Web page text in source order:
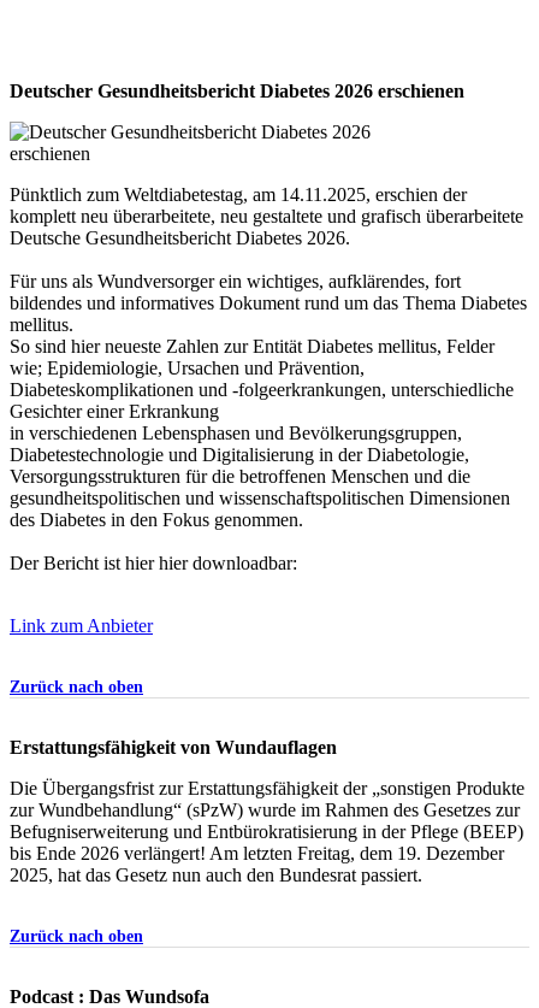
Deutscher Gesundheitsbericht Diabetes 2026 erschienen
Pünktlich zum Weltdiabetestag, am 14.11.2025, erschien der
komplett neu überarbeitete, neu gestaltete und grafisch überarbeitete
Deutsche Gesundheitsbericht Diabetes 2026.
Für uns als Wundversorger ein wichtiges, aufklärendes, fort
bildendes und informatives Dokument rund um das Thema Diabetes
mellitus.
So sind hier neueste Zahlen zur Entität Diabetes mellitus, Felder
wie; Epidemiologie, Ursachen und Prävention,
Diabeteskomplikationen und -folgeerkrankungen, unterschiedliche
Gesichter einer Erkrankung
in verschiedenen Lebensphasen und Bevölkerungsgruppen,
Diabetestechnologie und Digitalisierung in der Diabetologie,
Versorgungsstrukturen für die betroffenen Menschen und die
gesundheitspolitischen und wissenschaftspolitischen Dimensionen
des Diabetes in den Fokus genommen.
Der Bericht ist hier hier downloadbar:
Link zum Anbieter
Zurück nach oben
Erstattungsfähigkeit von Wundauflagen
Die Übergangsfrist zur Erstattungsfähigkeit der „sonstigen Produkte
zur Wundbehandlung“ (sPzW) wurde im Rahmen des Gesetzes zur
Befugniserweiterung und Entbürokratisierung in der Pflege (BEEP)
bis Ende 2026 verlängert! Am letzten Freitag, dem 19. Dezember
2025, hat das Gesetz nun auch den Bundesrat passiert.
Zurück nach oben
Podcast : Das Wundsofa